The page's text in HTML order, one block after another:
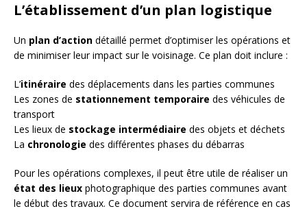
L’établissement d’un plan logistique
Un plan d’action détaillé permet d’optimiser les opérations et
de minimiser leur impact sur le voisinage. Ce plan doit inclure :
L’itinéraire des déplacements dans les parties communes
Les zones de stationnement temporaire des véhicules de
transport
Les lieux de stockage intermédiaire des objets et déchets
La chronologie des différentes phases du débarras
Pour les opérations complexes, il peut être utile de réaliser un
état des lieux photographique des parties communes avant
le début des travaux. Ce document servira de référence en cas